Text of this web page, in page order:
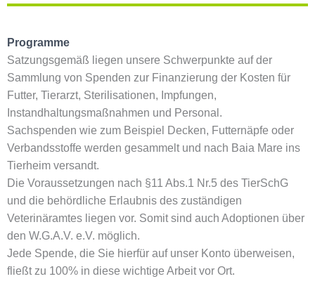
Programme
Satzungsgemäß liegen unsere Schwerpunkte auf der
Sammlung von Spenden zur Finanzierung der Kosten für
Futter, Tierarzt, Sterilisationen, Impfungen,
Instandhaltungsmaßnahmen und Personal.
Sachspenden wie zum Beispiel Decken, Futternäpfe oder
Verbandsstoffe werden gesammelt und nach Baia Mare ins
Tierheim versandt.
Die Voraussetzungen nach §11 Abs.1 Nr.5 des TierSchG
und die behördliche Erlaubnis des zuständigen
Veterinäramtes liegen vor. Somit sind auch Adoptionen über
den W.G.A.V. e.V. möglich.
Jede Spende, die Sie hierfür auf unser Konto überweisen,
fließt zu 100% in diese wichtige Arbeit vor Ort.